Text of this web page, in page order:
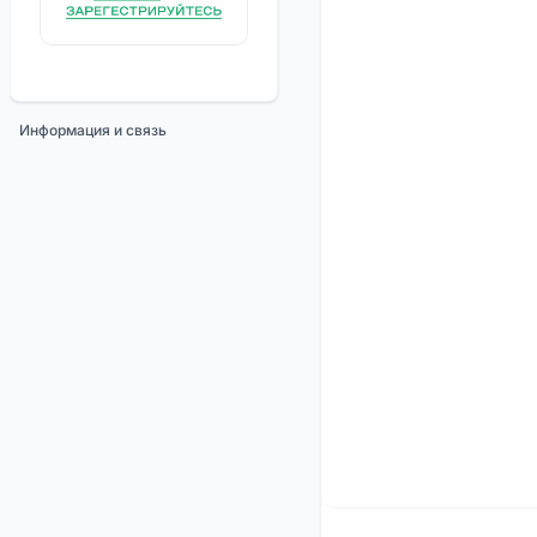
Информация и связь